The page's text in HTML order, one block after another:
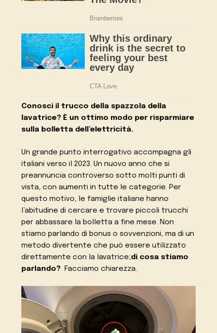
Conosci il trucco della spazzola della
lavatrice? È un ottimo modo per risparmiare
sulla bolletta dell’elettricità.
Un grande punto interrogativo accompagna gli
italiani verso il 2023. Un nuovo anno che si
preannuncia controverso sotto molti punti di
vista, con aumenti in tutte le categorie. Per
questo motivo, le famiglie italiane hanno
l’abitudine di cercare e trovare piccoli trucchi
per abbassare la bolletta a fine mese. Non
stiamo parlando di bonus o sovvenzioni, ma di un
metodo divertente che può essere utilizzato
direttamente con la lavatrice;di cosa stiamo
parlando?
Facciamo chiarezza.